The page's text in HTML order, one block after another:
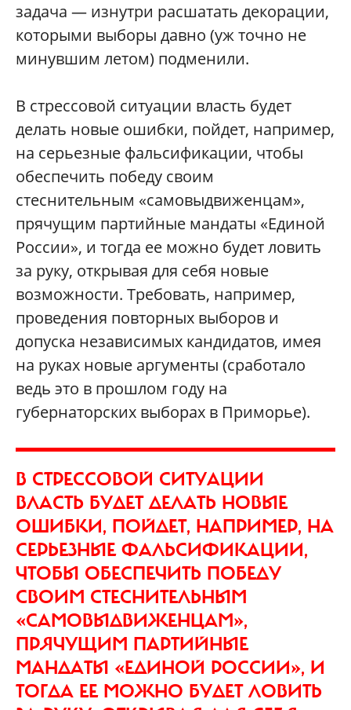
задача — изнутри расшатать декорации,
которыми выборы давно (уж точно не
минувшим летом) подменили.
В стрессовой ситуации власть будет
делать новые ошибки, пойдет, например,
на серьезные фальсификации, чтобы
обеспечить победу своим
стеснительным «самовыдвиженцам»,
прячущим партийные мандаты «Единой
России», и тогда ее можно будет ловить
за руку, открывая для себя новые
возможности. Требовать, например,
проведения повторных выборов и
допуска независимых кандидатов, имея
на руках новые аргументы (сработало
ведь это в прошлом году на
губернаторских выборах в Приморье).
В СТРЕССОВОЙ СИТУАЦИИ
ВЛАСТЬ БУДЕТ ДЕЛАТЬ НОВЫЕ
ОШИБКИ, ПОЙДЕТ, НАПРИМЕР, НА
СЕРЬЕЗНЫЕ ФАЛЬСИФИКАЦИИ,
ЧТОБЫ ОБЕСПЕЧИТЬ ПОБЕДУ
СВОИМ СТЕСНИТЕЛЬНЫМ
«САМОВЫДВИЖЕНЦАМ»,
ПРЯЧУЩИМ ПАРТИЙНЫЕ
МАНДАТЫ «ЕДИНОЙ РОССИИ», И
ТОГДА ЕЕ МОЖНО БУДЕТ ЛОВИТЬ